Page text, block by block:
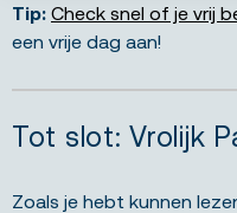
Tip: Check snel of je vrij
een vrije dag aan!
Tot slot: Vrolijk
Zoals je hebt kunnen